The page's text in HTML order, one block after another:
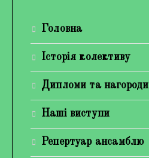
Головна
Історія колективу
Дипломи та нагороди
Наші виступи
Репертуар ансамблю